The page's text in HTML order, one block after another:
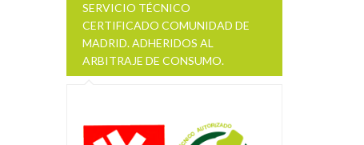
SERVICIO TÉCNICO
CERTIFICADO COMUNIDAD DE
MADRID. ADHERIDOS AL
ARBITRAJE DE CONSUMO.